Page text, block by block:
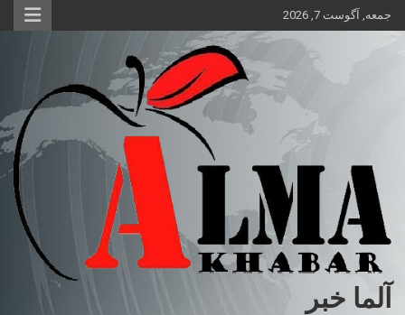
محتوا
جمعه, آگوست 7, 2026
آلما خبر